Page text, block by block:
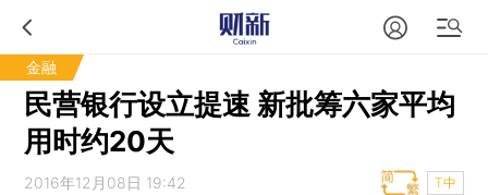
金融
民营银行设立提速 新批筹六家平均
用时约20天
2016年12月08日 19:42 T中